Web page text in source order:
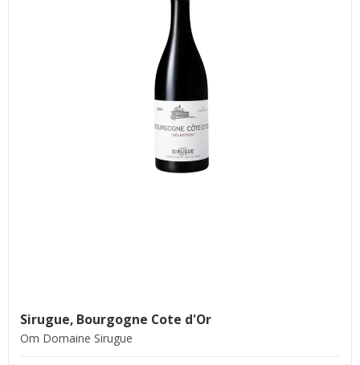
Sirugue, Bourgogne Cote d'Or
Om Domaine Sirugue